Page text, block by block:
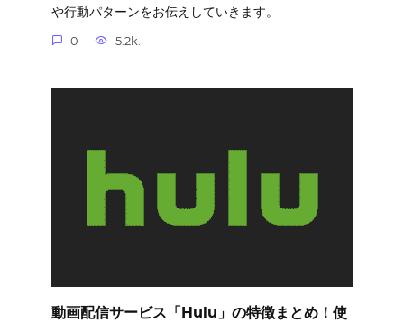
や行動パターンをお伝えしていきます。
0 5.2k.
動画配信サービス「Hulu」の特徴まとめ！使